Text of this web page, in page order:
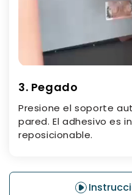
3. Pegado
Presione el soporte
pared. El adhesivo es
reposicionable.